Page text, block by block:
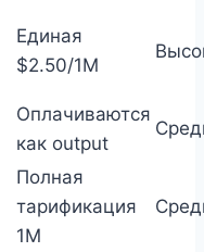
Единая
$2.50/1M
Оплачиваются
как output
Полная
тарификация
1M